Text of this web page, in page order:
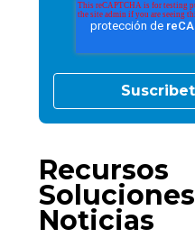
Recursos
Soluciones
Noticias